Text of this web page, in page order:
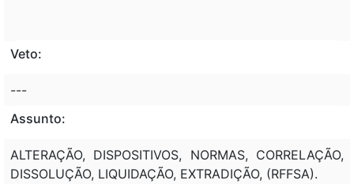
Veto:
---
Assunto:
ALTERAÇÃO, DISPOSITIVOS, NORMAS, CORRELAÇÃO,
DISSOLUÇÃO, LIQUIDAÇÃO, EXTRADIÇÃO, (RFFSA).